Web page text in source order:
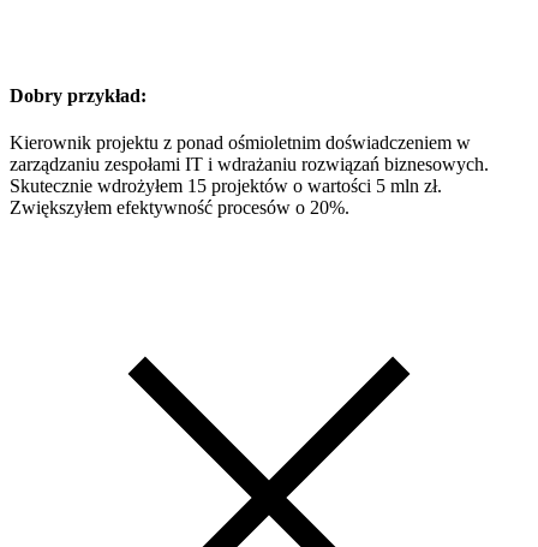
Dobry przykład:
Kierownik projektu z ponad ośmioletnim doświadczeniem w
zarządzaniu zespołami IT i wdrażaniu rozwiązań biznesowych.
Skutecznie wdrożyłem 15 projektów o wartości 5 mln zł.
Zwiększyłem efektywność procesów o 20%.